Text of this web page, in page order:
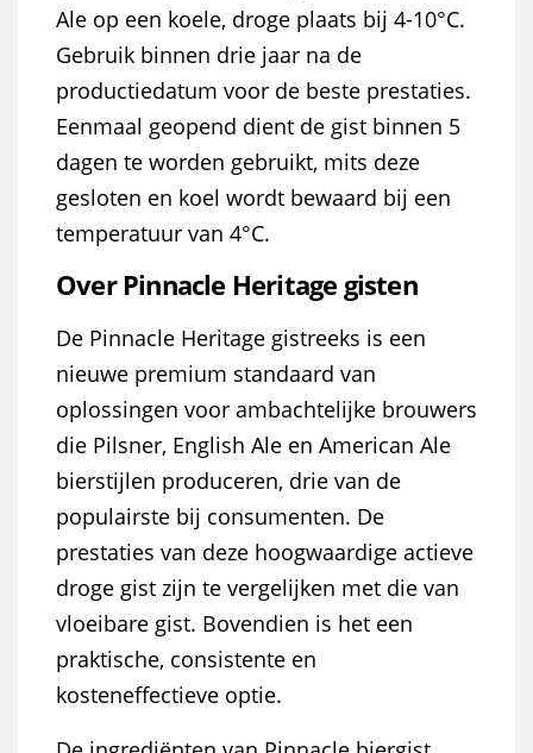
Ale op een koele, droge plaats bij 4-10°C.
Gebruik binnen drie jaar na de
productiedatum voor de beste prestaties.
Eenmaal geopend dient de gist binnen 5
dagen te worden gebruikt, mits deze
gesloten en koel wordt bewaard bij een
temperatuur van 4°C.
Over Pinnacle Heritage gisten
De Pinnacle Heritage gistreeks is een
nieuwe premium standaard van
oplossingen voor ambachtelijke brouwers
die Pilsner, English Ale en American Ale
bierstijlen produceren, drie van de
populairste bij consumenten. De
prestaties van deze hoogwaardige actieve
droge gist zijn te vergelijken met die van
vloeibare gist. Bovendien is het een
praktische, consistente en
kosteneffectieve optie.